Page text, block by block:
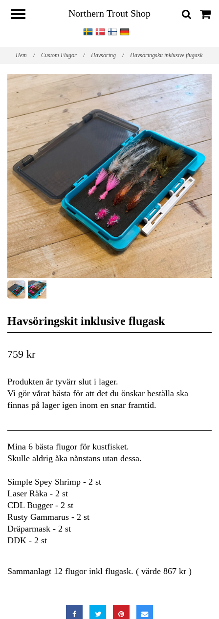
Northern Trout Shop
Hem / Custom Flugor / Havsöring / Havsöringskit inklusive flugask
Havsöringskit inklusive flugask
759 kr
Produkten är tyvärr slut i lager.
Vi gör vårat bästa för att det du önskar beställa ska
finnas på lager igen inom en snar framtid.
Mina 6 bästa flugor för kustfisket.
Skulle aldrig åka nånstans utan dessa.
Simple Spey Shrimp - 2 st
Laser Räka - 2 st
CDL Bugger - 2 st
Rusty Gammarus - 2 st
Dräparmask - 2 st
DDK - 2 st
Sammanlagt 12 flugor inkl flugask. ( värde 867 kr )